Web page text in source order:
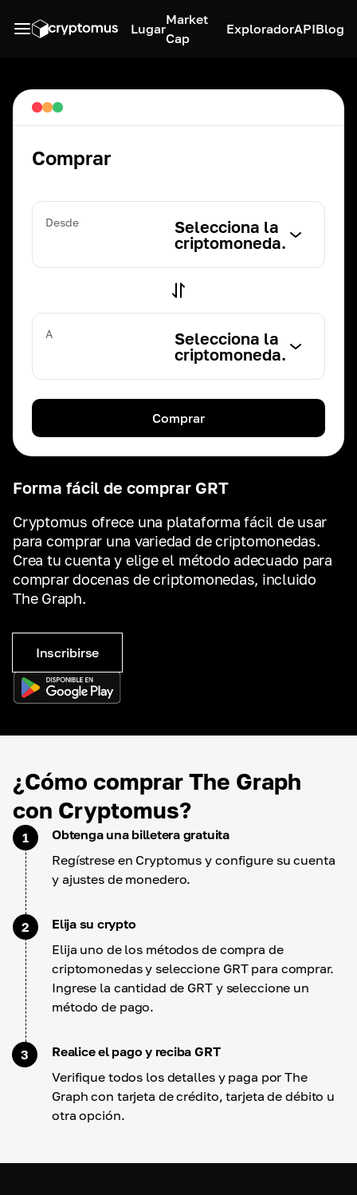
Lugar
Market
Cap
ExploradorAPIBlog
Forma fácil de comprar GRT
Cryptomus ofrece una plataforma fácil de usar
para comprar una variedad de criptomonedas.
Crea tu cuenta y elige el método adecuado para
comprar docenas de criptomonedas, incluido
The Graph.
Inscribirse
Comprar
Desde
Selecciona la
criptomoneda.
A
Selecciona la
criptomoneda.
Comprar
¿Cómo comprar The Graph
con Cryptomus?
1
Obtenga una billetera gratuita
Regístrese en Cryptomus y configure su cuenta
y ajustes de monedero.
2
Elija su crypto
Elija uno de los métodos de compra de
criptomonedas y seleccione GRT para comprar.
Ingrese la cantidad de GRT y seleccione un
método de pago.
3
Realice el pago y reciba GRT
Verifique todos los detalles y paga por The
Graph con tarjeta de crédito, tarjeta de débito u
otra opción.